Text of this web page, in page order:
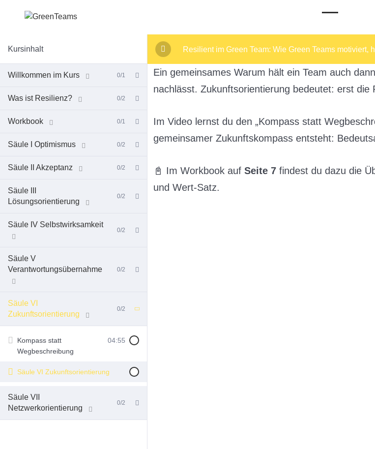
Kursinhalt
Willkommen im Kurs 0/1
Was ist Resilienz? 0/2
Workbook 0/1
Säule I Optimismus 0/2
Säule II Akzeptanz 0/2
Säule III
Lösungsorientierung
0/2
Säule IV Selbstwirksamkeit
0/2
Säule V
Verantwortungsübernahme
0/2
Säule VI
Zukunftsorientierung
0/2
Kompass statt
Wegbeschreibung
04:55
Säule VI Zukunftsorientierung
Säule VII
Netzwerkorientierung
0/2
Resilient im Green Team: Wie Green Teams
Ein gemeinsames Warum hält ein Team auch
nachlässt. Zukunftsorientierung bedeutet: erst
Im Video lernst du den „Kompass statt
gemeinsamer Zukunftskompass entsteht:
📓 Im Workbook auf Seite 7 findest du dazu die
und Wert-Satz.